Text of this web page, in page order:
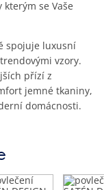
se Vaše
spojuje luxusní
vzory.
přízí z
jemné tkaniny,
domácnosti.